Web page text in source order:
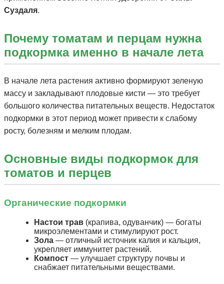
Суздаля.
Почему томатам и перцам нужна
подкормка именно в начале лета
В начале лета растения активно формируют зеленую
массу и закладывают плодовые кисти — это требует
большого количества питательных веществ. Недостаток
подкормки в этот период может привести к слабому
росту, болезням и мелким плодам.
Основные виды подкормок для
томатов и перцев
Органические подкормки
Настои трав (крапива, одуванчик) — богаты
микроэлементами и стимулируют рост.
Зола — отличный источник калия и кальция,
укрепляет иммунитет растений.
Компост — улучшает структуру почвы и
снабжает питательными веществами.